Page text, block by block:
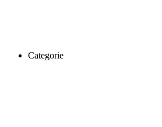
Categorie